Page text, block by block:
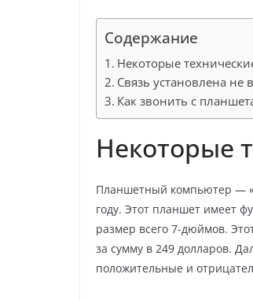
Содержание
Некоторые
Связь установлена
Как звонить с
Некоторые
Планшетный компьютер —
году. Этот планшет имеет
размер всего 7-дюймов.
за сумму в 249 долларов.
положительные и